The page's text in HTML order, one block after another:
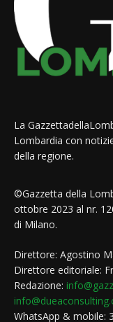
La
Lombardia con
della regione.
©Gazzetta della
ottobre 2023 al nr.
di Milano.
Direttore: Agostino
Direttore editoriale:
Redazione:
WhatsApp & mobile: